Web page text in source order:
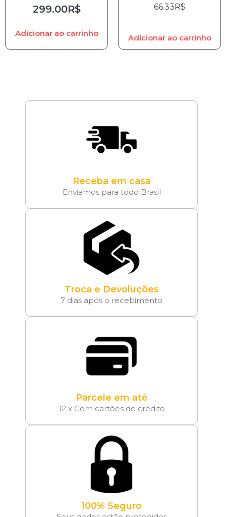
299.00R$
Adicionar ao carrinho
66.33R$
Adicionar ao carrinho
Receba em casa
Enviamos para todo Brasil
Troca e Devoluções
7 dias após o recebimento
Parcele em até
12 x Com cartões de crédito
100% Seguro